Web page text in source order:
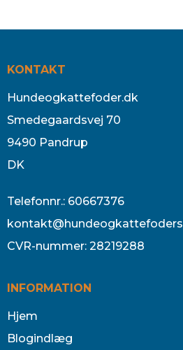
KONTAKT
Hundeogkattefoder.dk
Smedegaardsvej 70
9490 Pandrup
DK
Telefonnr.: 60667376
CVR-nummer: 28219288
INFORMATION
Hjem
Blogindlæg